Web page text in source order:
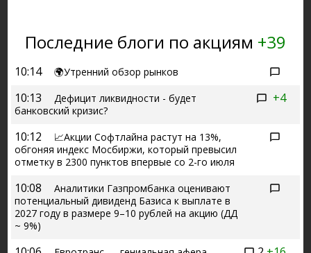
Последние блоги по акциям +39
10:14 🌍Утренний обзор рынков
+4
10:13
Дефицит ликвидности - будет
банковский кризис?
10:12
📈Акции Софтлайна растут на 13%,
обгоняя индекс Мосбиржи, который превысил
отметку в 2300 пунктов впервые со 2-го июля
10:08
Аналитики Газпромбанка оценивают
потенциальный дивиденд Базиса к выплате в
2027 году в размере 9–10 рублей на акцию (ДД
~ 9%)